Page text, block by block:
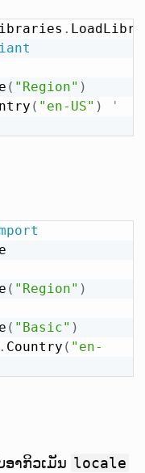
.
( "Region" )
( "en-US" )
'
( "Region" )
( "Basic" )
. Country ( "en-
າກິວເມັນ locale